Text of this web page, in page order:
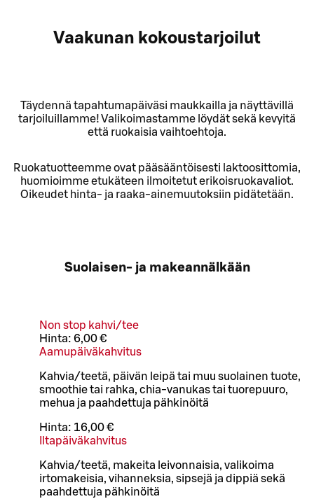
Vaakunan kokoustarjoilut
Täydennä tapahtumapäiväsi maukkailla ja näyttävillä
tarjoiluillamme! Valikoimastamme löydät sekä kevyitä
että ruokaisia vaihtoehtoja.
Ruokatuotteemme ovat pääsääntöisesti laktoosittomia,
huomioimme etukäteen ilmoitetut erikoisruokavaliot.
Oikeudet hinta- ja raaka-ainemuutoksiin pidätetään.
Suolaisen- ja makeannälkään
Non stop kahvi/tee
Hinta: 6,00 €
Aamupäiväkahvitus
Kahvia/teetä, päivän leipä tai muu suolainen tuote,
smoothie tai rahka, chia-vanukas tai tuorepuuro,
mehua ja paahdettuja pähkinöitä
Hinta: 16,00 €
Iltapäiväkahvitus
Kahvia/teetä, makeita leivonnaisia, valikoima
irtomakeisia, vihanneksia, sipsejä ja dippiä sekä
paahdettuja pähkinöitä